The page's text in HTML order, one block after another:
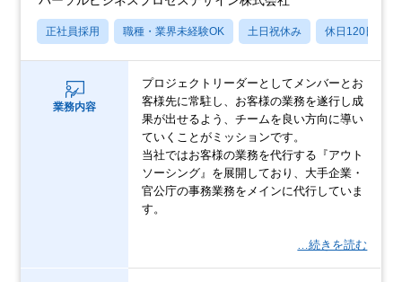
正社員採用 職種・業界未経験OK 土日祝休み 休日120日以上
業務内容
プロジェクトリーダーとしてメンバーとお
客様先に常駐し、お客様の業務を遂行し成
果が出せるよう、チームを良い方向に導い
ていくことがミッションです。
当社ではお客様の業務を代行する『アウト
ソーシング』を展開しており、大手企業・
官公庁の事務業務をメインに代行していま
す。
…続きを読む